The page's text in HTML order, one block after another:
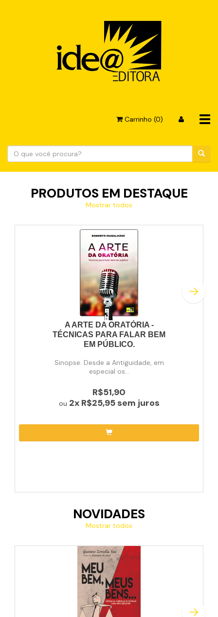
Carrinho (0)
PRODUTOS EM DESTAQUE
Mostrar todos
A ARTE DA ORATÓRIA -
TÉCNICAS PARA FALAR BEM
EM PÚBLICO.
Sinopse. Desde a Antiguidade, em
especial os...
R$51,90
ou 2x R$25,95sem juros
NOVIDADES
Mostrar todos